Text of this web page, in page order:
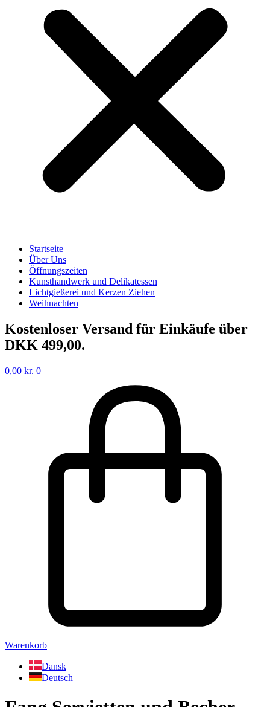
Startseite
Über Uns
Öffnungszeiten
Kunsthandwerk und Delikatessen
Lichtgießerei und Kerzen Ziehen
Weihnachten
Kostenloser Versand für Einkäufe über
DKK 499,00.
0,00 kr. 0
Warenkorb
Dansk
Deutsch